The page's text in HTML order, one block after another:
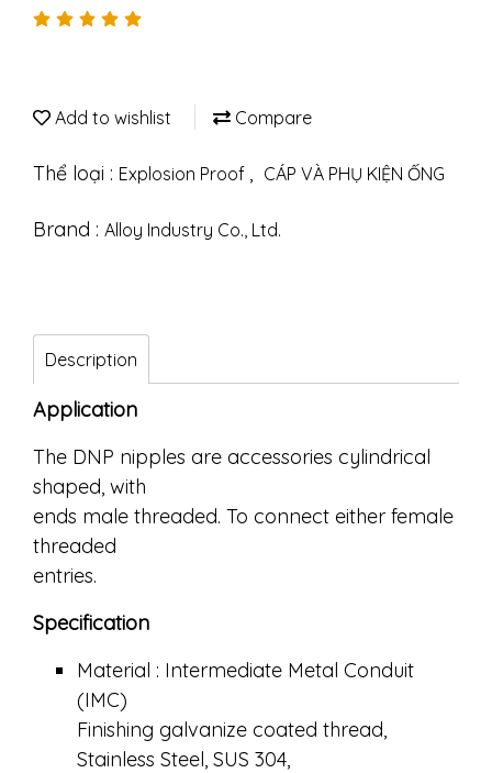
Add to wishlist Compare
Thể loại : Explosion Proof , CÁP VÀ PHỤ KIỆN ỐNG
Brand : Alloy Industry Co., Ltd.
Description
Application
The DNP nipples are accessories cylindrical
shaped, with
ends male threaded. To connect either female
threaded
entries.
Specification
Material : Intermediate Metal Conduit
(IMC)
Finishing galvanize coated thread,
Stainless Steel, SUS 304,